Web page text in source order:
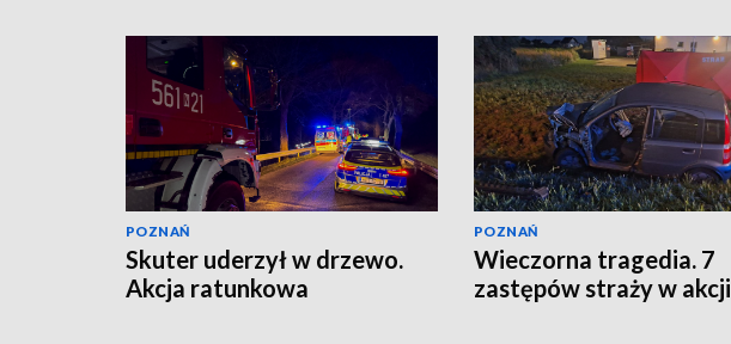
POZNAŃ
Skuter uderzył w drzewo.
Akcja ratunkowa
POZNAŃ
Wieczorna tragedia. 7
zastępów straży w akcji